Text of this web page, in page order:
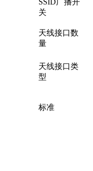
关
天线接口数
量
天线接口类
型
标准